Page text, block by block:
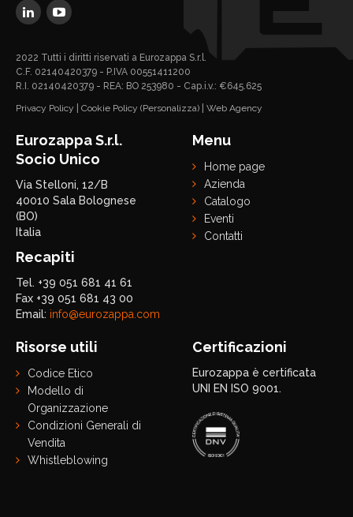
2022 Tutti i diritti riservati a Eurozappa S.r.l.
C.F. 02140420379 - P.IVA 00551411200
R.I. 02140420379 - REA: BO 253980 - Cap.i.v.: €645.625
Privacy Policy
Cookie Policy (Personalizza) Web Agency
Eurozappa S.r.l.
Socio Unico
Via Stelloni, 12/B
40010 Sala Bolognese
(BO)
Italia
Recapiti
Tel. +39 051 681 41 61
Fax +39 051 681 43 00
Email: info@eurozappa.com
Menu
Home page
Azienda
Catalogo
Eventi
Contatti
Risorse utili
Codice Etico
Modello di
Organizzazione
Condizioni Generali di
Vendita
Whistleblowing
Certificazioni
Eurozappa è certificata
UNI EN ISO 9001.